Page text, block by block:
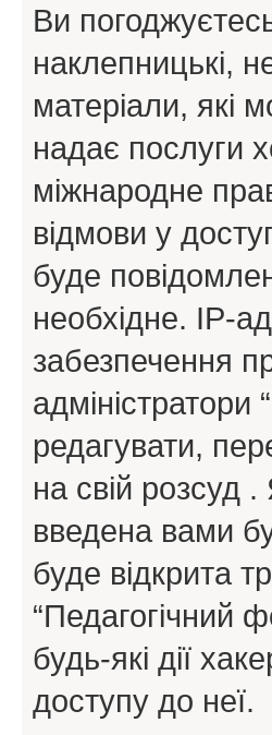
Ви
наклепницькі,
матеріали, які
надає послуги
міжнародне
відмови у
буде
необхідне. IP-
забезпечення
редагувати,
на свій розсуд
введена вами
буде відкрита
“Педагогічний
будь-які дії
доступу до неї.